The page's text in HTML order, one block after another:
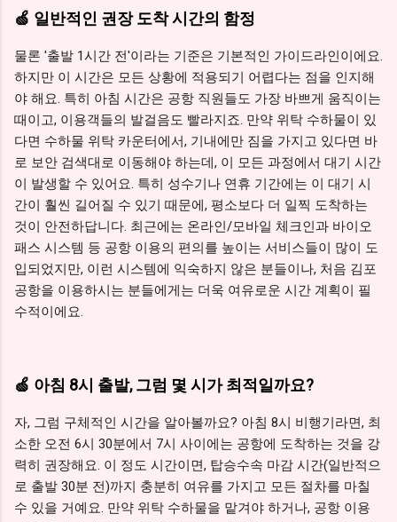
🍏 일반적인 권장 도착 시간의 함정
물론 '출발 1시간 전'이라는 기준은 기본적인 가이드라인이에요.
하지만 이 시간은 모든 상황에 적용되기 어렵다는 점을 인지해
야 해요. 특히 아침 시간은 공항 직원들도 가장 바쁘게 움직이는
때이고, 이용객들의 발걸음도 빨라지죠. 만약 위탁 수하물이 있
다면 수하물 위탁 카운터에서, 기내에만 짐을 가지고 있다면 바
로 보안 검색대로 이동해야 하는데, 이 모든 과정에서 대기 시간
이 발생할 수 있어요. 특히 성수기나 연휴 기간에는 이 대기 시
간이 훨씬 길어질 수 있기 때문에, 평소보다 더 일찍 도착하는
것이 안전하답니다. 최근에는 온라인/모바일 체크인과 바이오
패스 시스템 등 공항 이용의 편의를 높이는 서비스들이 많이 도
입되었지만, 이런 시스템에 익숙하지 않은 분들이나, 처음 김포
공항을 이용하시는 분들에게는 더욱 여유로운 시간 계획이 필
수적이에요.
🍏 아침 8시 출발, 그럼 몇 시가 최적일까요?
자, 그럼 구체적인 시간을 알아볼까요? 아침 8시 비행기라면, 최
소한 오전 6시 30분에서 7시 사이에는 공항에 도착하는 것을 강
력히 권장해요. 이 정도 시간이면, 탑승수속 마감 시간(일반적으
로 출발 30분 전)까지 충분히 여유를 가지고 모든 절차를 마칠
수 있을 거예요. 만약 위탁 수하물을 맡겨야 하거나, 공항 이용